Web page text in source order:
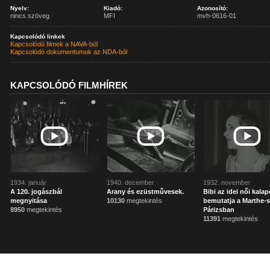
Nyelv:
nincs szöveg
Kiadó:
MFI
Azonosító:
mvh-0616-01
Kapcsolódó linkek
Kapcsolódó filmek a NAVA-ból
Kapcsolódó dokumentumok az NDA-ból
KAPCSOLÓDÓ FILMHÍREK
1934. január
A 120. jogászbál
megnyitása
8950 megtekintés
1940. december
Arany és ezüstművesek.
10130 megtekintés
1932. november
Bibi az idei női
bemutatja a Marthe-
Párizsban
11391 megtekintés